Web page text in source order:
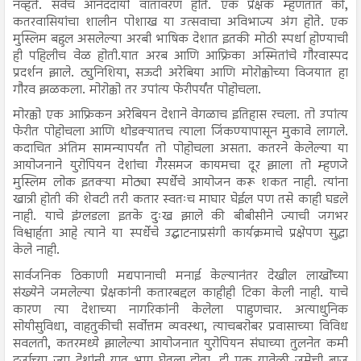
नव्हते. सर्वच आनंददायी वातावरण होते. एक प्रेक्षक म्हणतात की,
कतरवासियांचा शालीन पोशाख या उत्सवाचा अविभाज्य अंग होते. एक
मुस्लिम बहुल असलेल्या अरबी भाषिक देशात इतकी मोठी स्पर्धा होण्याची
ही पहिलीच वेळ होती.यात अरब आणि आफ्रिका अस्मितांचे गौरवास्पद
प्रदर्शन झाले. ट्युनिशिया, सऊदी अरेबिया आणि मोरोक्कोच्या विजयात हा
गौरव झळकला. मोरोक्को तर उपांत्य फेरीपर्यंत पोहोचला.
मोरक्को एक आफ्रिकन अरेबियन देशाने वेगळाच इतिहास रचला. तो उपांत्य
फेरीत पोहोचला आणि थोडक्यातच त्याला जिंकण्यापासून मुकावे लागले.
कदाचित अंतिम सामन्यापर्यंत तो पोहोचला असता. कतरने केलेल्या या
आयोजनाने युरोपियन देशांचा गैरसमज कायमचा दूर झाला तो म्हणजे
मुस्लिम लोक इतक्या मोठ्या स्पर्धेचे आयोजन करू शकत नाही. त्यांना
खात्री होती की शेवटी तरी कतार स्वतःच माघार घेईल पण तसे काही घडले
नाही. याचे इंग्लडला इतके दुःख झाले की बीबीसीने ज्याची जगभर
विश्वार्हता आहे त्याने या स्पर्धेचे उद्घाटनाप्रसंगी कार्यक्रमाचे प्रक्षेपण सुद्धा
केले नाही.
सार्वजनिक ठिकाणी मद्यपानाची मनाई केल्यानंतर देखील लाखोंच्या
संख्येने जमलेल्या प्रेक्षकांनी कतारबद्दल काहीही टिका केली नाही. याचे
कारण त्या देशाच्या नागरिकांनी केलेला पाहुणचार. अत्याधुनिक
सोयीसुविधा, वाहतुकीची सर्वोत्तम व्यवस्था, त्याचबरोबर प्रवासाच्या विविध
सवलती, कतरमध्ये झालेल्या आयोजनात युरोपियन संघाच्या तुलनेत कमी